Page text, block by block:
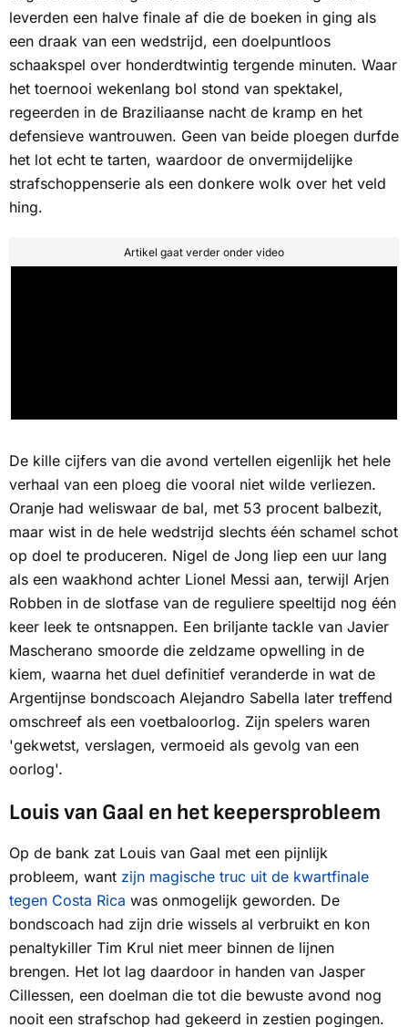
leverden een halve finale af die de boeken in ging als
een draak van een wedstrijd, een doelpuntloos
schaakspel over honderdtwintig tergende minuten. Waar
het toernooi wekenlang bol stond van spektakel,
regeerden in de Braziliaanse nacht de kramp en het
defensieve wantrouwen. Geen van beide ploegen durfde
het lot echt te tarten, waardoor de onvermijdelijke
strafschoppenserie als een donkere wolk over het veld
hing.
Artikel gaat verder onder video
De kille cijfers van die avond vertellen eigenlijk het hele
verhaal van een ploeg die vooral niet wilde verliezen.
Oranje had weliswaar de bal, met 53 procent balbezit,
maar wist in de hele wedstrijd slechts één schamel schot
op doel te produceren. Nigel de Jong liep een uur lang
als een waakhond achter Lionel Messi aan, terwijl Arjen
Robben in de slotfase van de reguliere speeltijd nog één
keer leek te ontsnappen. Een briljante tackle van Javier
Mascherano smoorde die zeldzame opwelling in de
kiem, waarna het duel definitief veranderde in wat de
Argentijnse bondscoach Alejandro Sabella later treffend
omschreef als een voetbaloorlog. Zijn spelers waren
'gekwetst, verslagen, vermoeid als gevolg van een
oorlog'.
Louis van Gaal en het keepersprobleem
Op de bank zat Louis van Gaal met een pijnlijk
probleem, want zijn magische truc uit de kwartfinale
tegen Costa Rica was onmogelijk geworden. De
bondscoach had zijn drie wissels al verbruikt en kon
penaltykiller Tim Krul niet meer binnen de lijnen
brengen. Het lot lag daardoor in handen van Jasper
Cillessen, een doelman die tot die bewuste avond nog
nooit een strafschop had gekeerd in zestien pogingen.